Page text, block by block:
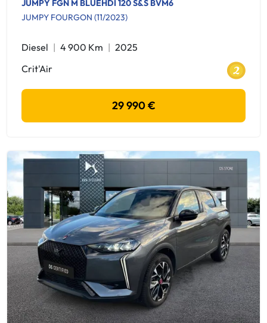
JUMPY FGN M BLUEHDI 120 S&S BVM6
JUMPY FOURGON (11/2023)
Diesel 4 900 Km
2025
Crit'Air
29 990 €